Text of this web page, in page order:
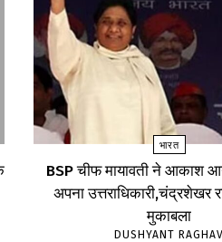
भारत
BSP चीफ मायावती ने आकाश
अपना उत्तराधिकारी,चंद्रशेखर
मुकाबला
DUSHYANT